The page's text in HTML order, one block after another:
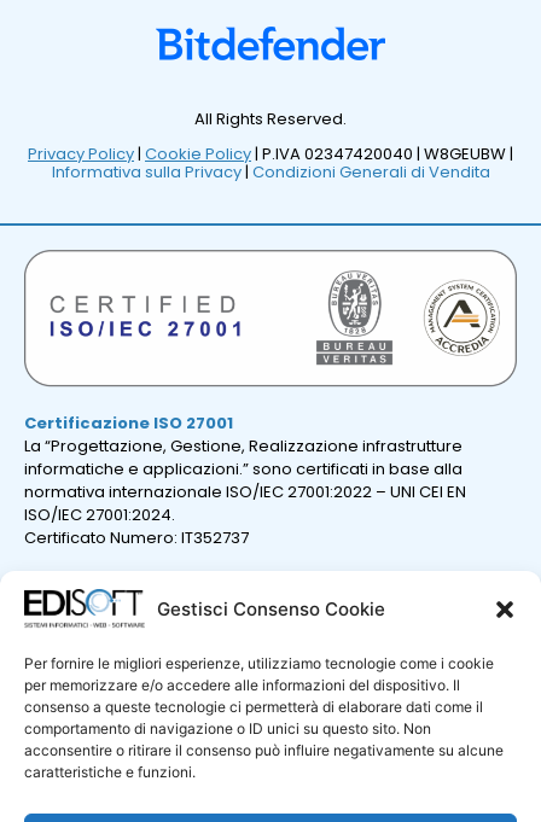
Gestisci Consenso Cookie
Per fornire le migliori esperienze, utilizziamo tecnologie come i cookie
per memorizzare e/o accedere alle informazioni del dispositivo. Il
consenso a queste tecnologie ci permetterà di elaborare dati come il
comportamento di navigazione o ID unici su questo sito. Non
acconsentire o ritirare il consenso può influire negativamente su alcune
caratteristiche e funzioni.
All Rights Reserved.
Privacy Policy| Cookie Policy| P.IVA 02347420040 | W8GEUBW |
Informativa sulla Privacy| Condizioni Generali di Vendita
Certificazione ISO 27001
La “Progettazione, Gestione, Realizzazione infrastrutture
informatiche e applicazioni.” sono certificati in base alla
normativa internazionale ISO/IEC 27001:2022 – UNI CEI EN
ISO/IEC 27001:2024.
Certificato Numero: IT352737
La “Progettazione e sviluppo di sistemi e prodotti informatici;